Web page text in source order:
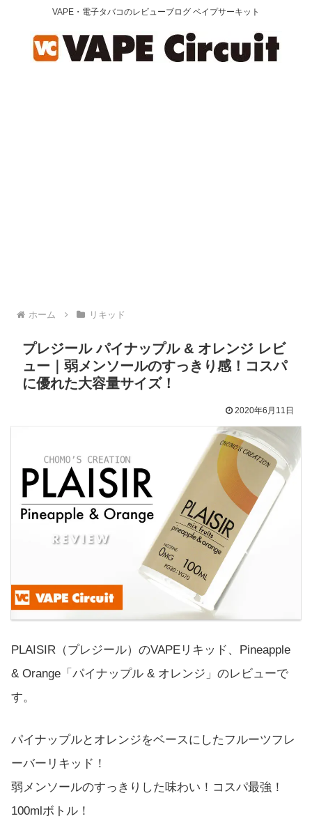
VAPE・電子タバコのレビューブログ ベイプサーキット
ホーム リキッド
プレジール パイナップル & オレンジ レビ
ュー｜弱メンソールのすっきり感！コスパ
に優れた大容量サイズ！
2020年6月11日
PLAISIR（プレジール）のVAPEリキッド、Pineapple
& Orange「パイナップル & オレンジ」のレビューで
す。
パイナップルとオレンジをベースにしたフルーツフレ
ーバーリキッド！
弱メンソールのすっきりした味わい！コスパ最強！
100mlボトル！